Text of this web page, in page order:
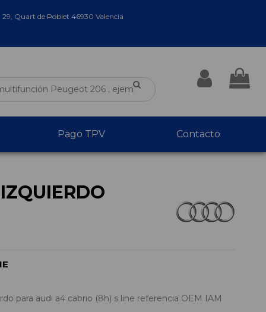
29, Quart de Poblet 46930 Valencia
Pago TPV Contacto
para audi a4 cabrio (8h) s line referencia OEM IAM